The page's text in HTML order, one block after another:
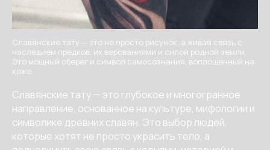
Славянские тату — это не просто рисунок, а живая связь с
наследием предков, их верованиями и силой родной земли.
Это мощный оберег и символ самосознания, воплощенный на
коже.
Славянские тату — это глубокое и многогранное
направление, основанное на культуре, мифологии и
символике древних славян. Это выбор людей,
которые хотят не просто украсить тело, а